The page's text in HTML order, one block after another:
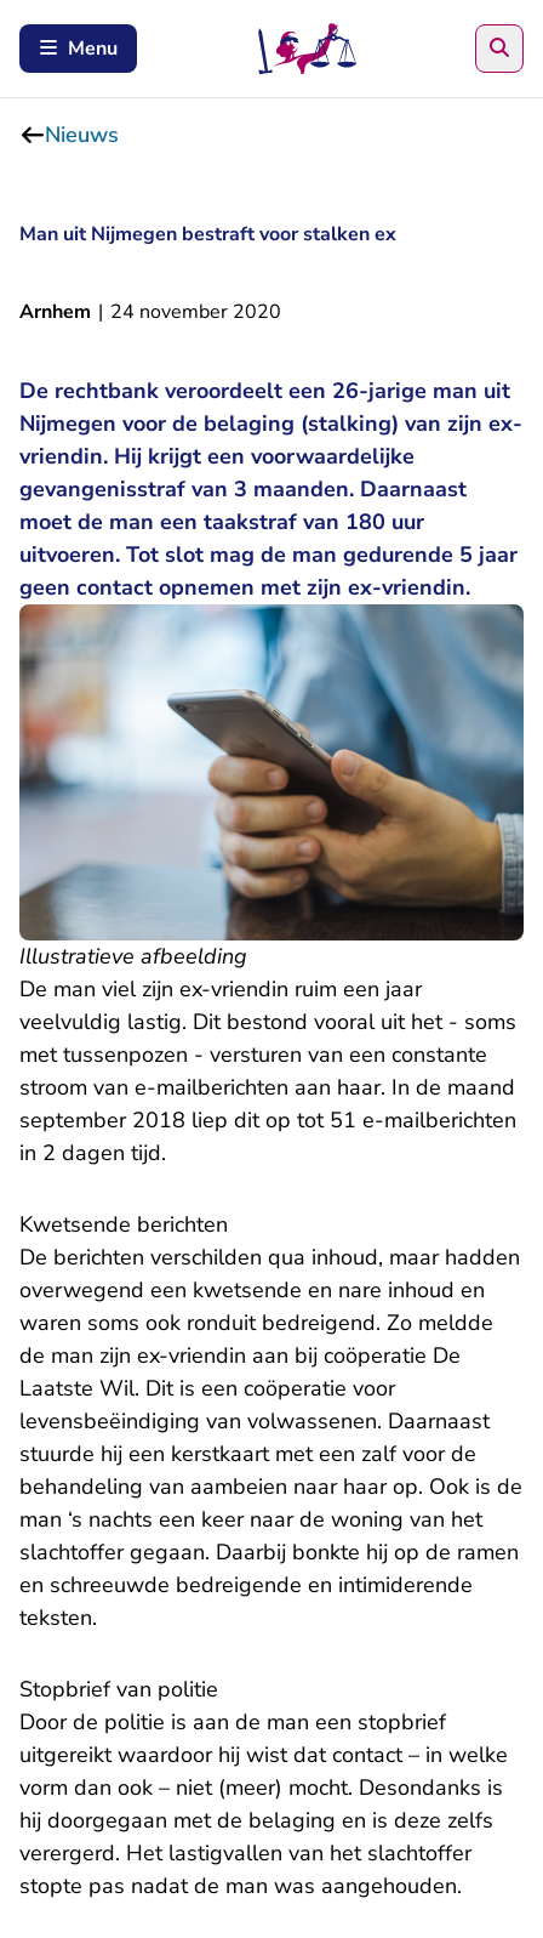
Menu
Nieuws
Man uit Nijmegen bestraft voor stalken ex
Arnhem | 24 november 2020
De rechtbank veroordeelt een 26-jarige man uit
Nijmegen voor de belaging (stalking) van zijn ex-
vriendin. Hij krijgt een voorwaardelijke
gevangenisstraf van 3 maanden. Daarnaast
moet de man een taakstraf van 180 uur
uitvoeren. Tot slot mag de man gedurende 5 jaar
geen contact opnemen met zijn ex-vriendin.
Illustratieve afbeelding
De man viel zijn ex-vriendin ruim een jaar
veelvuldig lastig. Dit bestond vooral uit het - soms
met tussenpozen - versturen van een constante
stroom van e-mailberichten aan haar. In de maand
september 2018 liep dit op tot 51 e-mailberichten
in 2 dagen tijd.
Kwetsende berichten
De berichten verschilden qua inhoud, maar hadden
overwegend een kwetsende en nare inhoud en
waren soms ook ronduit bedreigend. Zo meldde
de man zijn ex-vriendin aan bij coöperatie De
Laatste Wil. Dit is een coöperatie voor
levensbeëindiging van volwassenen. Daarnaast
stuurde hij een kerstkaart met een zalf voor de
behandeling van aambeien naar haar op. Ook is de
man ‘s nachts een keer naar de woning van het
slachtoffer gegaan. Daarbij bonkte hij op de ramen
en schreeuwde bedreigende en intimiderende
teksten.
​Stopbrief van politie
Door de politie is aan de man een stopbrief
uitgereikt waardoor hij wist dat contact – in welke
vorm dan ook – niet (meer) mocht. Desondanks is
hij doorgegaan met de belaging en is deze zelfs
verergerd. Het lastigvallen van het slachtoffer
stopte pas nadat de man was aangehouden.